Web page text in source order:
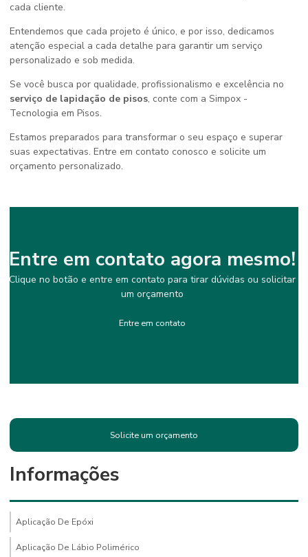
cada cliente.
Entendemos que cada projeto é único, e por isso, dedicamos
atenção especial a cada detalhe para garantir um serviço
personalizado e sob medida.
Se você busca por qualidade, profissionalismo e excelência no
serviço de lapidação de pisos, conte com a Simpox -
Tecnologia em Pisos.
Estamos preparados para transformar o seu espaço e superar
suas expectativas. Entre em contato conosco e solicite um
orçamento personalizado.
Entre em contato agora mesmo!
Clique no botão e entre em contato para tirar dúvidas ou solicitar
um orçamento
Entre em contato
Solicite um orçamento
Informações
Aplicação De Epóxi
Aplicação De Lábio Polimérico